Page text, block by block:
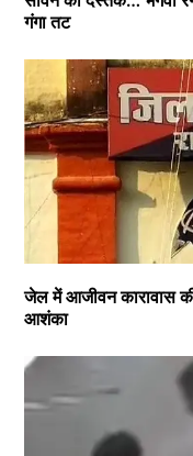
गंगा तट
जेल में आजीवन कारावास
आशंका